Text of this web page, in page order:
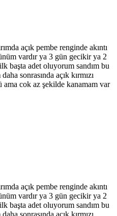
açık pembe renginde akıntı
vardır ya 3 gün gecikir ya 2
başta adet oluyorum sandım bu
sonrasında açık kırmızı
ama cok az şekilde kanamam var
açık pembe renginde akıntı
vardır ya 3 gün gecikir ya 2
başta adet oluyorum sandım bu
sonrasında açık kırmızı